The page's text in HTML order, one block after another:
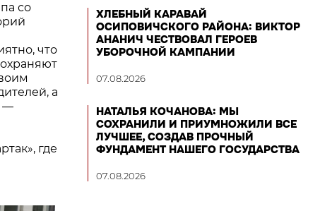
со
что
а
—
где
ХЛЕБНЫЙ КАРАВАЙ
ОСИПОВИЧСКОГО РАЙОНА: ВИКТОР
АНАНИЧ ЧЕСТВОВАЛ ГЕРОЕВ
УБОРОЧНОЙ КАМПАНИИ
07.08.2026
НАТАЛЬЯ КОЧАНОВА: МЫ
СОХРАНИЛИ И ПРИУМНОЖИЛИ ВСЕ
ЛУЧШЕЕ, СОЗДАВ ПРОЧНЫЙ
ФУНДАМЕНТ НАШЕГО ГОСУДАРСТВА
07.08.2026